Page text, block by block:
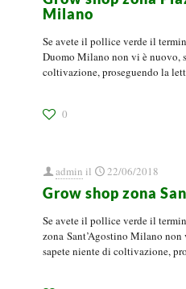
Milano
Se avete il pollice verde il
Duomo Milano non vi è nuovo,
coltivazione, proseguendo la
0
admin il 22/06/2018
Grow shop zona
Se avete il pollice verde il
zona Sant’Agostino Milano
sapete niente di coltivazione,